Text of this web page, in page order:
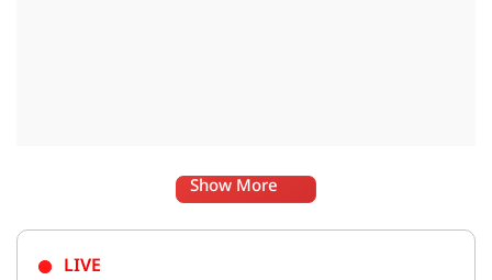
Show More
LIVE